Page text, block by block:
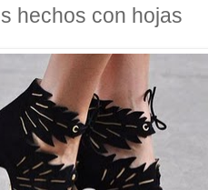
hechos con hojas